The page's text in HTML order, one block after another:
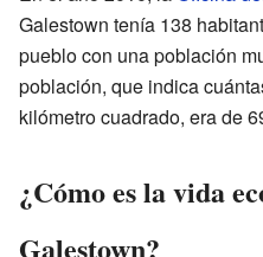
Galestown tenía 138
pueblo con una población
población, que indica
kilómetro cuadrado, era de
¿Cómo es la vida
Galestown?